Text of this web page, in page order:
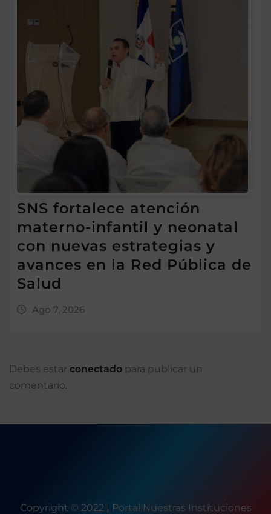
SNS fortalece atención
materno-infantil y neonatal
con nuevas estrategias y
avances en la Red Pública de
Salud
Ago 7, 2026
Debes estar conectado para publicar un
comentario.
Copyright © 2022 | Portal Nuestras Instituciones